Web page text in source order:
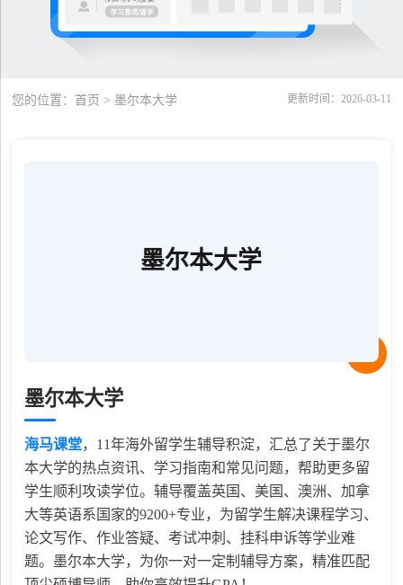
您的位置：首页 > 墨尔本大学 更新时间：2026-03-11
墨尔本大学
墨尔本大学
海马课堂， 11年海外留学生辅导积淀，汇总了关于墨尔
本大学的热点资讯、学习指南和常见问题，帮助更多留
学生顺利攻读学位。辅导覆盖英国、美国、澳洲、加拿
大等英语系国家的9200+专业，为留学生解决课程学习、
论文写作、作业答疑、考试冲刺、挂科申诉等学业难
题。墨尔本大学，为你一对一定制辅导方案，精准匹配